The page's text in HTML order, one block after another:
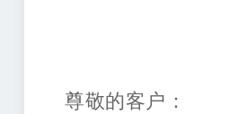
尊敬的客户：